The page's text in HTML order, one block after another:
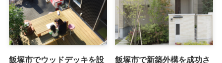
飯塚市でウッドデッキを設
飯塚市で新築外構を成功さ